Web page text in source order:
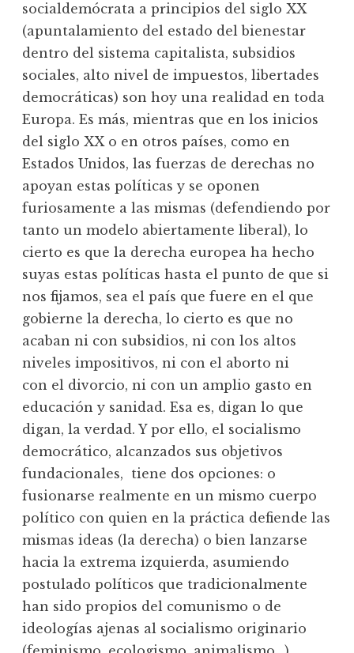
socialdemócrata a principios del siglo XX
(apuntalamiento del estado del bienestar
dentro del sistema capitalista, subsidios
sociales, alto nivel de impuestos, libertades
democráticas) son hoy una realidad en toda
Europa. Es más, mientras que en los inicios
del siglo XX o en otros países, como en
Estados Unidos, las fuerzas de derechas no
apoyan estas políticas y se oponen
furiosamente a las mismas (defendiendo por
tanto un modelo abiertamente liberal), lo
cierto es que la derecha europea ha hecho
suyas estas políticas hasta el punto de que si
nos fijamos, sea el país que fuere en el que
gobierne la derecha, lo cierto es que no
acaban ni con subsidios, ni con los altos
niveles impositivos, ni con el aborto ni
con el divorcio, ni con un amplio gasto en
educación y sanidad. Esa es, digan lo que
digan, la verdad. Y por ello, el socialismo
democrático, alcanzados sus objetivos
fundacionales, tiene dos opciones: o
fusionarse realmente en un mismo cuerpo
político con quien en la práctica defiende las
mismas ideas (la derecha) o bien lanzarse
hacia la extrema izquierda, asumiendo
postulado políticos que tradicionalmente
han sido propios del comunismo o de
ideologías ajenas al socialismo originario